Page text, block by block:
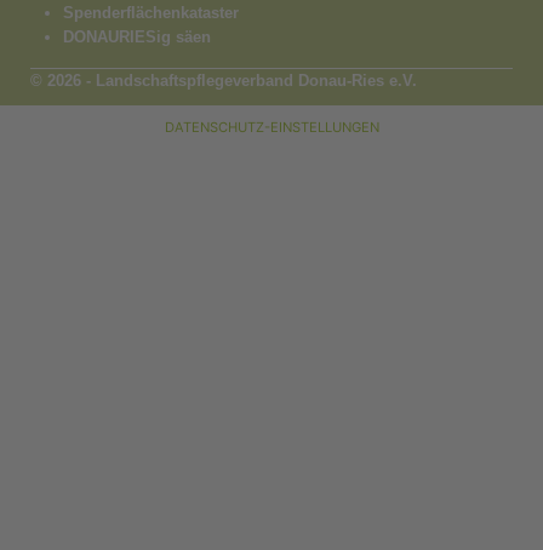
Spenderflächenkataster
DONAURIESig säen
© 2026 - Landschaftspflegeverband Donau-Ries e.V.
DATENSCHUTZ-EINSTELLUNGEN